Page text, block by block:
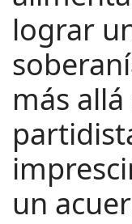
lograr
más
un